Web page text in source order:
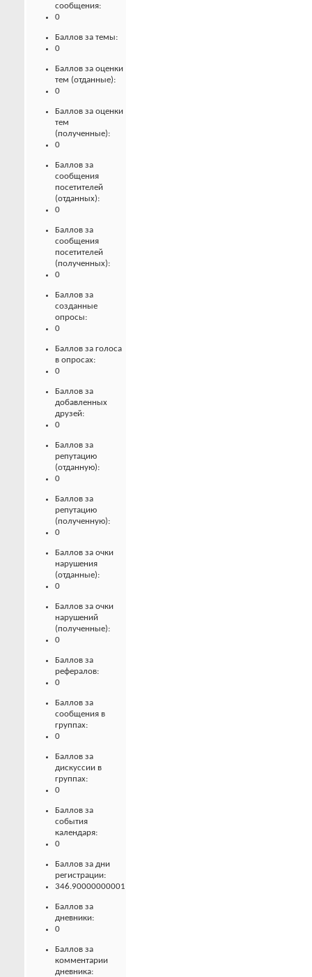
сообщения:
0
Баллов за темы:
0
Баллов за оценки
тем (отданные):
0
Баллов за оценки
тем
(полученные):
0
Баллов за
сообщения
посетителей
(отданных):
0
Баллов за
сообщения
посетителей
(полученных):
0
Баллов за
созданные
опросы:
0
Баллов за голоса
в опросах:
0
Баллов за
добавленных
друзей:
0
Баллов за
репутацию
(отданную):
0
Баллов за
репутацию
(полученную):
0
Баллов за очки
нарушения
(отданные):
0
Баллов за очки
нарушений
(полученные):
0
Баллов за
рефералов:
0
Баллов за
сообщения в
группах:
0
Баллов за
дискуссии в
группах:
0
Баллов за
события
календаря:
0
Баллов за дни
регистрации:
346.90000000001
Баллов за
дневники:
0
Баллов за
комментарии
дневника: